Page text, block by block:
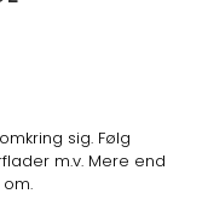
sig. Følg
m.v. Mere end